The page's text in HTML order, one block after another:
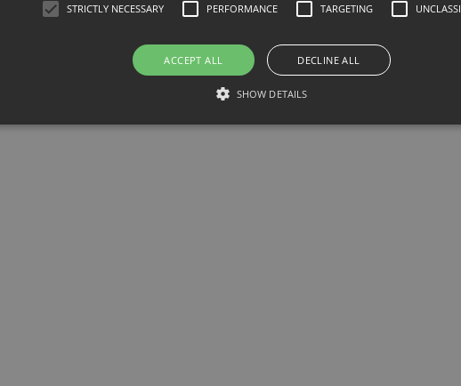
STRICTLY NECESSARY PERFORMANCE TARGETING
ACCEPT ALL DECLINE ALL
SHOW DETAILS